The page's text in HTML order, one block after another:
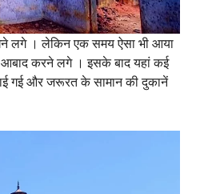
लगे । लेकिन एक समय ऐसा भी आया
आबाद करने लगे । इसके बाद यहां कई
गई और जरूरत के सामान की दुकानें